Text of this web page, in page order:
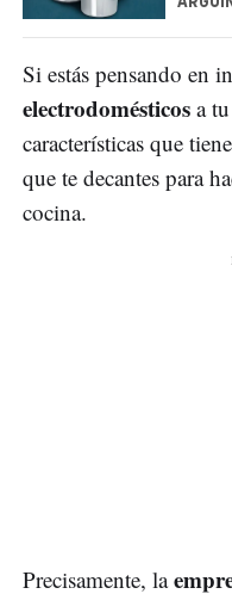
Si estás pensando en
electrodomésticos a
características que
que te decantes para
cocina.
Precisamente, la